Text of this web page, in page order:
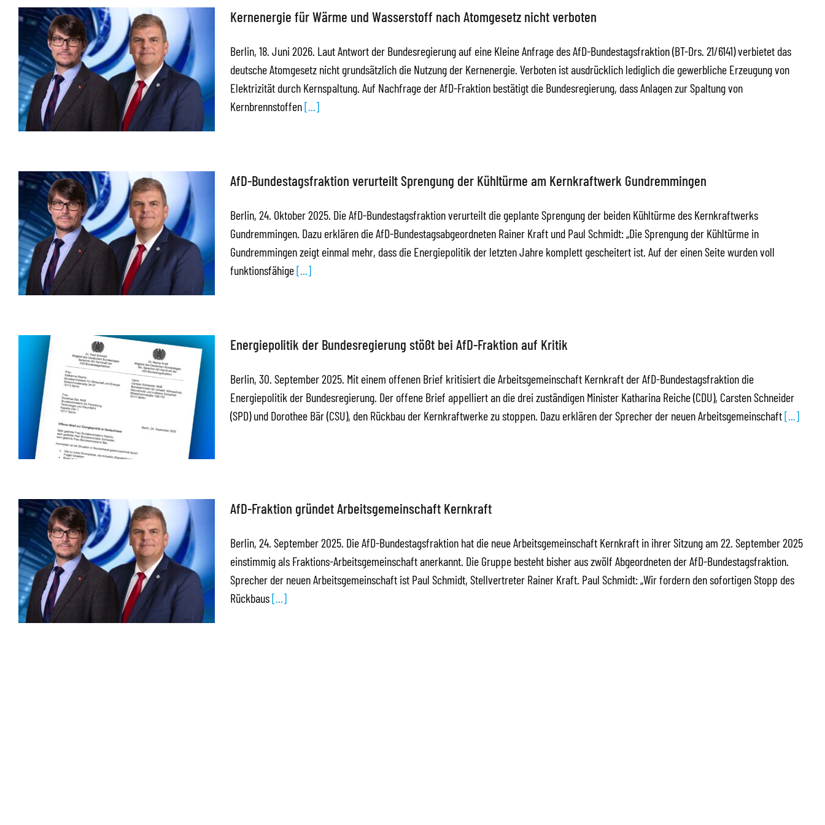
Kernenergie für Wärme und Wasserstoff nach Atomgesetz nicht verboten
Berlin, 18. Juni 2026. Laut Antwort der Bundesregierung auf eine Kleine Anfrage des AfD-Bundestagsfraktion (BT-Drs. 21/6141) verbietet das
deutsche Atomgesetz nicht grundsätzlich die Nutzung der Kernenergie. Verboten ist ausdrücklich lediglich die gewerbliche Erzeugung von
Elektrizität durch Kernspaltung. Auf Nachfrage der AfD-Fraktion bestätigt die Bundesregierung, dass Anlagen zur Spaltung von
Kernbrennstoffen[...]
AfD-Bundestagsfraktion verurteilt Sprengung der Kühltürme am Kernkraftwerk Gundremmingen
Berlin, 24. Oktober 2025. Die AfD-Bundestagsfraktion verurteilt die geplante Sprengung der beiden Kühltürme des Kernkraftwerks
Gundremmingen. Dazu erklären die AfD-Bundestagsabgeordneten Rainer Kraft und Paul Schmidt: „Die Sprengung der Kühltürme in
Gundremmingen zeigt einmal mehr, dass die Energiepolitik der letzten Jahre komplett gescheitert ist. Auf der einen Seite wurden voll
funktionsfähige[...]
Energiepolitik der Bundesregierung stößt bei AfD-Fraktion auf Kritik
Berlin, 30. September 2025. Mit einem offenen Brief kritisiert die Arbeitsgemeinschaft Kernkraft der AfD-Bundestagsfraktion die
Energiepolitik der Bundesregierung. Der offene Brief appelliert an die drei zuständigen Minister Katharina Reiche (CDU), Carsten Schneider
(SPD) und Dorothee Bär (CSU), den Rückbau der Kernkraftwerke zu stoppen. Dazu erklären der Sprecher der neuen Arbeitsgemeinschaft[...]
AfD-Fraktion gründet Arbeitsgemeinschaft Kernkraft
Berlin, 24. September 2025. Die AfD-Bundestagsfraktion hat die neue Arbeitsgemeinschaft Kernkraft in ihrer Sitzung am 22. September 2025
einstimmig als Fraktions-Arbeitsgemeinschaft anerkannt. Die Gruppe besteht bisher aus zwölf Abgeordneten der AfD-Bundestagsfraktion.
Sprecher der neuen Arbeitsgemeinschaft ist Paul Schmidt, Stellvertreter Rainer Kraft. Paul Schmidt: „Wir fordern den sofortigen Stopp des
Rückbaus[...]